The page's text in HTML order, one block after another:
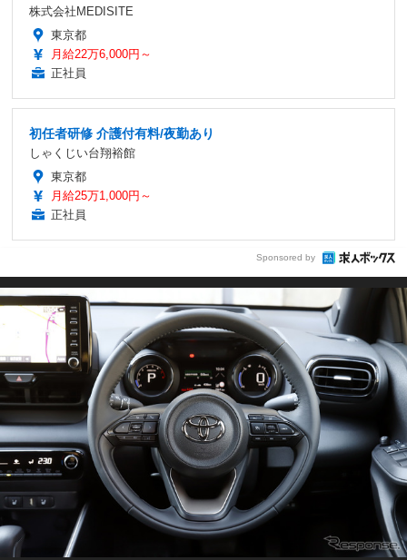
株式会社MEDISITE
東京都
月給22万6,000円～
正社員
初任者研修 介護付有料/夜勤あり
しゃくじい台翔裕館
東京都
月給25万1,000円～
正社員
Sponsored by